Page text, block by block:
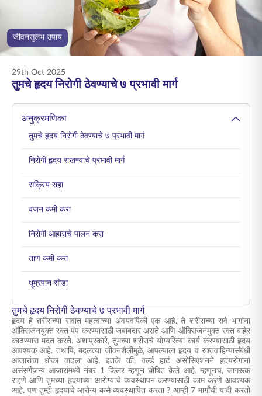
ऑनलाइन खरेदी करा प्रीमियम भरा
जीवनसुलभ उपाय
29th Oct 2025
तुमचे हृदय निरोगी ठेवण्याचे ७ प्रभावी मार्ग
अनुक्रमणिका
तुमचे हृदय निरोगी ठेवण्याचे ७ प्रभावी मार्ग
निरोगी हृदय राखण्याचे प्रभावी मार्ग
सक्रिय राहा
वजन कमी करा
निरोगी आहाराचे पालन करा
ताण कमी करा
धूम्रपान सोडा
तुमचे हृदय निरोगी ठेवण्याचे ७ प्रभावी मार्ग
हृदय हे शरीराच्या सर्वात महत्वाच्या अवयवांपैकी एक आहे. ते शरीराच्या सर्व भागांना
ऑक्सिजनयुक्त रक्त पंप करण्यासाठी जबाबदार असते आणि ऑक्सिजनमुक्त रक्त बाहेर
काढण्यास मदत करते. अशाप्रकारे, तुमच्या शरीराचे योग्यरित्या कार्य करण्यासाठी हृदय
आवश्यक आहे. तथापि, बदलत्या जीवनशैलीमुळे, आपल्याला हृदय व रक्तवाहिन्यासंबंधी
आजारांचा धोका वाढला आहे. इतके की, वर्ल्ड हार्ट असोसिएशनने हृदयरोगांना
असंसर्गजन्य आजारांमध्ये नंबर 1 किलर म्हणून घोषित केले आहे. म्हणूनच, जागरूक
राहणे आणि तुमच्या हृदयाच्या आरोग्याचे व्यवस्थापन करण्यासाठी काम करणे आवश्यक
आहे. पणतुम्ही हृदयाचे आरोग्य कसे व्यवस्थापित करता? आम्ही 7 मार्गांची यादी करतो